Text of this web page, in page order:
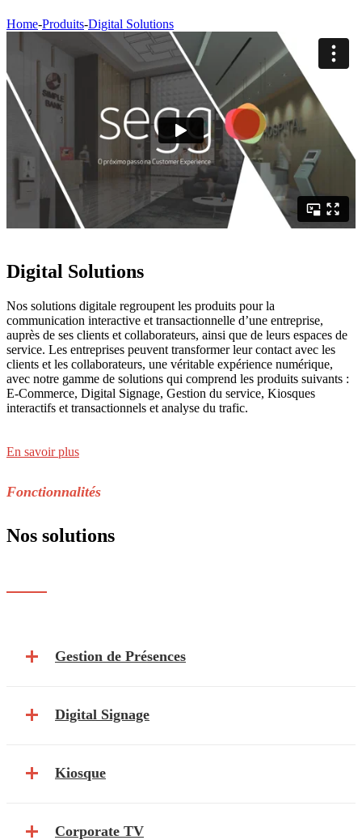
Home-Produits-Digital Solutions
Digital Solutions
Nos solutions digitale regroupent les produits pour la
communication interactive et transactionnelle d’une entreprise,
auprès de ses clients et collaborateurs, ainsi que de leurs espaces de
service. Les entreprises peuvent transformer leur contact avec les
clients et les collaborateurs, une véritable expérience numérique,
avec notre gamme de solutions qui comprend les produits suivants :
E-Commerce, Digital Signage, Gestion du service, Kiosques
interactifs et transactionnels et analyse du trafic.
En savoir plus
Fonctionnalités
Nos solutions
Gestion de Présences
Digital Signage
Kiosque
Corporate TV